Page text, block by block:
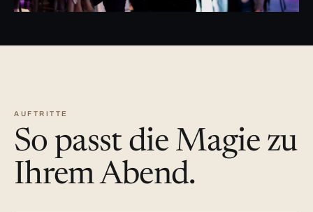
AUFTRITTE
So passt die Magie zu
Ihrem Abend.